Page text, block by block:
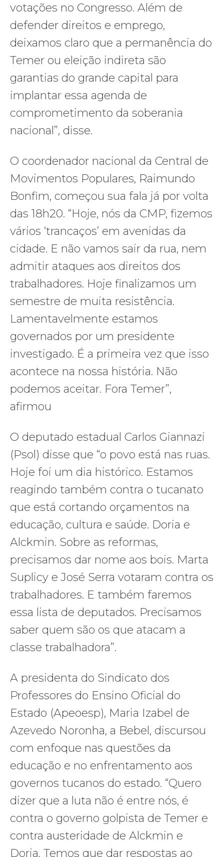
votações no Congresso. Além de
defender direitos e emprego,
deixamos claro que a permanência do
Temer ou eleição indireta são
garantias do grande capital para
implantar essa agenda de
comprometimento da soberania
nacional”, disse.
O coordenador nacional da Central de
Movimentos Populares, Raimundo
Bonfim, começou sua fala já por volta
das 18h20. “Hoje, nós da CMP, fizemos
vários ‘trancaços’ em avenidas da
cidade. E não vamos sair da rua, nem
admitir ataques aos direitos dos
trabalhadores. Hoje finalizamos um
semestre de muita resistência.
Lamentavelmente estamos
governados por um presidente
investigado. É a primeira vez que isso
acontece na nossa história. Não
podemos aceitar. Fora Temer”,
afirmou
O deputado estadual Carlos Giannazi
(Psol) disse que “o povo está nas ruas.
Hoje foi um dia histórico. Estamos
reagindo também contra o tucanato
que está cortando orçamentos na
educação, cultura e saúde. Doria e
Alckmin. Sobre as reformas,
precisamos dar nome aos bois. Marta
Suplicy e José Serra votaram contra os
trabalhadores. E também faremos
essa lista de deputados. Precisamos
saber quem são os que atacam a
classe trabalhadora”.
A presidenta do Sindicato dos
Professores do Ensino Oficial do
Estado (Apeoesp), Maria Izabel de
Azevedo Noronha, a Bebel, discursou
com enfoque nas questões da
educação e no enfrentamento aos
governos tucanos do estado. “Quero
dizer que a luta não é entre nós, é
contra o governo golpista de Temer e
contra austeridade de Alckmin e
Doria. Temos que dar respostas ao